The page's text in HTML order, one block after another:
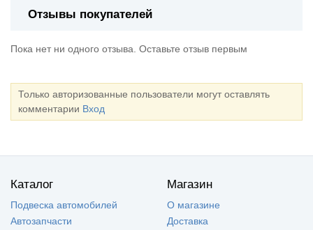
Отзывы покупателей
Пока нет ни одного отзыва. Оставьте отзыв первым
Только авторизованные пользователи могут оставлять
комментарии Вход
Каталог
Подвеска автомобилей
Автозапчасти
Магазин
О магазине
Доставка